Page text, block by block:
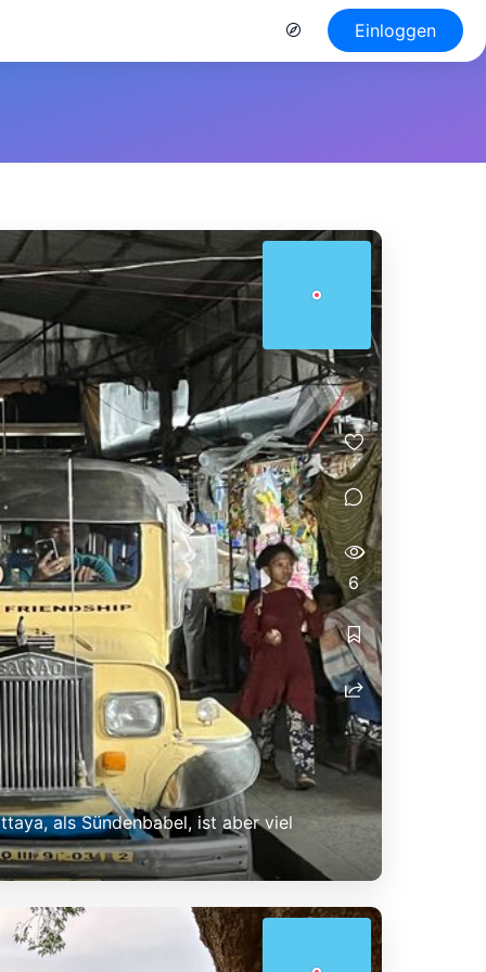
Einloggen
als Sündenbabel, ist aber viel
6